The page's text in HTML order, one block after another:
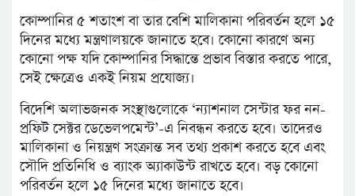
কোম্পানির ৫ শতাংশ বা তার বেশি মালিকানা পরিবর্তন হলে ১৫
দিনের মধ্যে মন্ত্রণালয়কে জানাতে হবে। কোনো কারণে অন্য
কোনো পক্ষ যদি কোম্পানির সিদ্ধান্তে প্রভাব বিস্তার করতে পারে,
সেই ক্ষেত্রেও একই নিয়ম প্রযোজ্য।
বিদেশি অলাভজনক সংস্থাগুলোকে ‘ন্যাশনাল সেন্টার ফর নন-
প্রফিট সেক্টর ডেভেলপমেন্ট’-এ নিবন্ধন করতে হবে। তাদেরও
মালিকানা ও নিয়ন্ত্রণ সংক্রান্ত সব তথ্য প্রকাশ করতে হবে এবং
সৌদি প্রতিনিধি ও ব্যাংক অ্যাকাউন্ট রাখতে হবে। বড় কোনো
পরিবর্তন হলে ১৫ দিনের মধ্যে জানাতে হবে।